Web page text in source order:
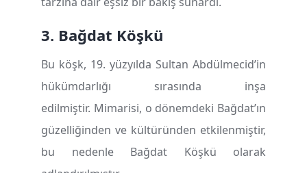
3. Bağdat Köşkü
Bu köşk, 19. yüzyılda Sultan Abdülmecid’in
hükümdarlığı sırasında inşa
edilmiştir. Mimarisi, o dönemdeki Bağdat’ın
güzelliğinden ve kültüründen etkilenmiştir,
bu nedenle Bağdat Köşkü olarak